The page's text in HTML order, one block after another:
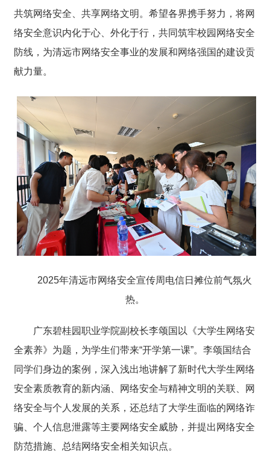
共筑网络安全、共享网络文明。希望各界携手努力，将网
络安全意识内化于心、外化于行，共同筑牢校园网络安全
防线，为清远市网络安全事业的发展和网络强国的建设贡
献力量。
2025年清远市网络安全宣传周电信日摊位前气氛火
热。
广东碧桂园职业学院副校长李颂国以《大学生网络安
全素养》为题，为学生们带来“开学第一课”。李颂国结合
同学们身边的案例，深入浅出地讲解了新时代大学生网络
安全素质教育的新内涵、网络安全与精神文明的关联、网
络安全与个人发展的关系，还总结了大学生面临的网络诈
骗、个人信息泄露等主要网络安全威胁，并提出网络安全
防范措施、总结网络安全相关知识点。